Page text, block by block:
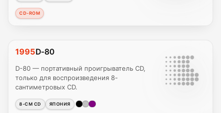
CD-ROM
1995D-80
D-80 — портативный проигрыватель CD,
только для воспроизведения 8-
сантиметровых CD.
8-СМ CD ЯПОНИЯ